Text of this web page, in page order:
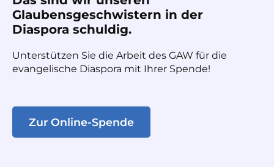
Glaubensgeschwistern in der
Diaspora schuldig.
Unterstützen Sie die Arbeit des GAW für die
evangelische Diaspora mit Ihrer Spende!
Zur Online-Spende